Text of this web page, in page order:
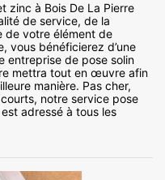
zinc à Bois De La Pierre
de service, de la
de votre élément de
vous bénéficierez d’une
entreprise de pose solin
mettra tout en œuvre afin
manière. Pas cher,
notre service pose
adressé à tous les